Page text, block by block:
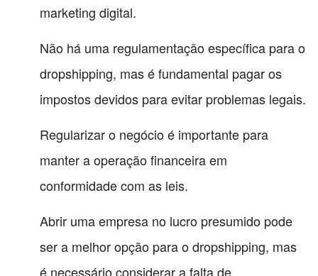
marketing digital.
Não há uma regulamentação específica para o
dropshipping, mas é fundamental pagar os
impostos devidos para evitar problemas legais.
Regularizar o negócio é importante para
manter a operação financeira em
conformidade com as leis.
Abrir uma empresa no lucro presumido pode
ser a melhor opção para o dropshipping, mas
é necessário considerar a falta de